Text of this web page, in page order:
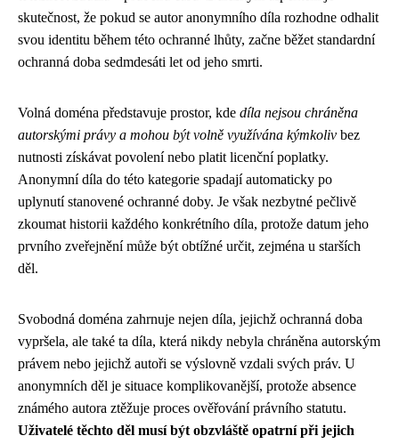
skutečnost, že pokud se autor anonymního díla rozhodne odhalit
svou identitu během této ochranné lhůty, začne běžet standardní
ochranná doba sedmdesáti let od jeho smrti.
Volná doména představuje prostor, kde díla nejsou chráněna
autorskými právy a mohou být volně využívána kýmkoliv bez
nutnosti získávat povolení nebo platit licenční poplatky.
Anonymní díla do této kategorie spadají automaticky po
uplynutí stanovené ochranné doby. Je však nezbytné pečlivě
zkoumat historii každého konkrétního díla, protože datum jeho
prvního zveřejnění může být obtížné určit, zejména u starších
děl.
Svobodná doména zahrnuje nejen díla, jejichž ochranná doba
vypršela, ale také ta díla, která nikdy nebyla chráněna autorským
právem nebo jejichž autoři se výslovně vzdali svých práv. U
anonymních děl je situace komplikovanější, protože absence
známého autora ztěžuje proces ověřování právního statutu.
Uživatelé těchto děl musí být obzvláště opatrní při jejich